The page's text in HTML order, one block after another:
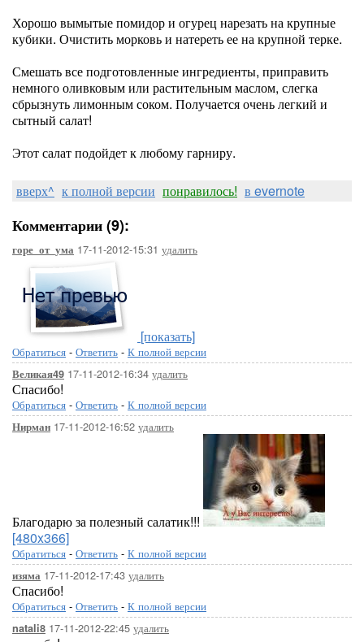
Хорошо вымытые помидор и огурец нарезать на крупные
кубики. Очистить морковь и натереть ее на крупной терке.
Смешать все подготовленные ингредиенты, приправить
немного оливковым или растительным маслом, слегка
сбрызнуть лимонным соком. Получается очень легкий и
сытный салат!
Этот салат подойдет к любому гарниру.
вверх^ к полной версии понравилось! в evernote
Комментарии (9):
горе_от_ума 17-11-2012-15:31 удалить
[показать]
Обратиться - Ответить - К полной версии
Великая49 17-11-2012-16:34 удалить
Спасибо!
Обратиться - Ответить - К полной версии
Нирман 17-11-2012-16:52 удалить
Благодарю за полезный салатик!!!
[480x366]
Обратиться - Ответить - К полной версии
изяма 17-11-2012-17:43 удалить
Спасибо!
Обратиться - Ответить - К полной версии
natali8 17-11-2012-22:45 удалить